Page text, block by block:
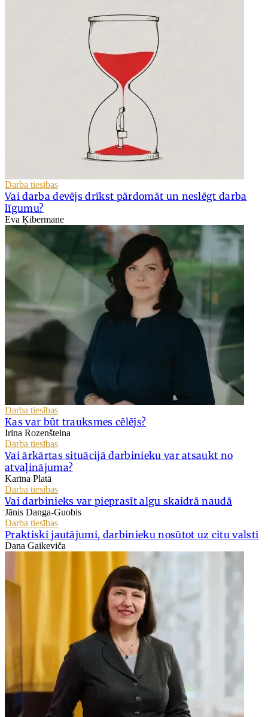
Darba tiesības
Vai darba devējs drīkst pārdomāt un neslēgt darba
līgumu?
Eva Ķibermane
Darba tiesības
Kas var būt trauksmes cēlējs?
Irina Rozenšteina
Darba tiesības
Vai ārkārtas situācijā darbinieku var atsaukt no
atvaļinājuma?
Karīna Platā
Darba tiesības
Vai darbinieks var pieprasīt algu skaidrā naudā
Jānis Danga-Guobis
Darba tiesības
Praktiski jautājumi, darbinieku nosūtot uz citu valsti
Dana Gaikeviča